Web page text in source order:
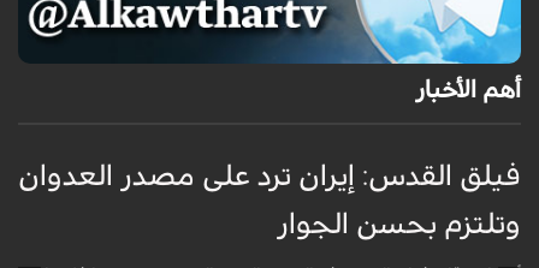
أهم الأخبار
فيلق القدس: إيران ترد على مصدر العدوان
وتلتزم بحسن الجوار